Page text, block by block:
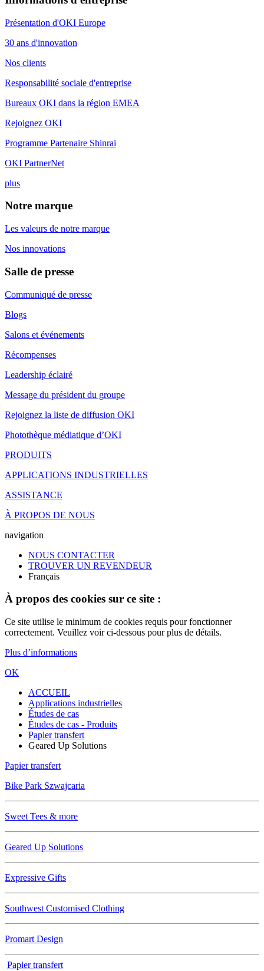
Présentation d'OKI Europe
30 ans d'innovation
Nos clients
Responsabilité sociale d'entreprise
Bureaux OKI dans la région EMEA
Rejoignez OKI
Programme Partenaire Shinrai
OKI PartnerNet
plus
Notre marque
Les valeurs de notre marque
Nos innovations
Salle de presse
Communiqué de presse
Blogs
Salons et événements
Récompenses
Leadership éclairé
Message du président du groupe
Rejoignez la liste de diffusion OKI
Photothèque médiatique d’OKI
PRODUITS
APPLICATIONS INDUSTRIELLES
ASSISTANCE
À PROPOS DE NOUS
navigation
NOUS CONTACTER
TROUVER UN REVENDEUR
Français
À propos des cookies sur ce site :
Ce site utilise le minimum de cookies requis pour fonctionner
correctement. Veuillez voir ci-dessous pour plus de détails.
Plus d’informations
OK
ACCUEIL
Applications industrielles
Études de cas
Études de cas - Produits
Papier transfert
Geared Up Solutions
Papier transfert
Bike Park Szwajcaria
Sweet Tees & more
Geared Up Solutions
Expressive Gifts
Southwest Customised Clothing
Promart Design
Papier transfert